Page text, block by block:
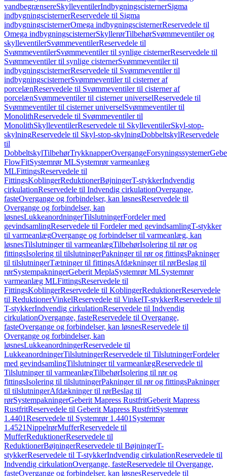
vandbegrænsereSkylleventilerIndbygningscisternerSigma
indbygningscisternerReservedele til Sigma
indbygningscisternerOmega indbygningscisternerReservedele til
Omega indbygningscisternerSkyllerørTilbehørSvømmeventiler og
skylleventilerSvømmeventilerReservedele til
SvømmeventilerSvømmeventiler til synlige cisternerReservedele til
Svømmeventiler til synlige cisternerSvømmeventiler til
indbygningscisternerReservedele til Svømmeventiler til
indbygningscisternerSvømmeventiler til cisterner af
porcelænReservedele til Svømmeventiler til cisterner af
porcelænSvømmeventiler til cisterner universelReservedele til
Svømmeventiler til cisterner universelSvømmeventiler til
MonolithReservedele til Svømmeventiler til
MonolithSkylleventilerReservedele til SkylleventilerSkyl-stop-
skylningReservedele til Skyl-stop-skylningDobbeltskylReservedele
til
DobbeltskylTilbehørTrykknapperOvergangeForsyningssystemer
FlowFitSystemrør MLSystemrør varmeanlæg
MLFittingsReservedele til
FittingsKoblingerReduktionerBøjningerT-stykkerIndvendig
cirkulationReservedele til Indvendig cirkulationOvergange,
fasteOvergange og forbindelser, kan løsnesReservedele til
Overgange og forbindelser, kan
løsnesLukkeanordningerTilslutningerFordeler med
gevindsamlingReservedele til Fordeler med gevindsamlingT-stykker
til varmeanlægOvergange og forbindelser til varmeanlæg, kan
løsnesTilslutninger til varmeanlægTilbehørIsolering til rør og
fittingsIsolering til tilslutningerPakninger til rør og fittingsPakninger
til tilslutningerTætninger til fittingsAfdækninger til rørBeslag til
rørSystempakningerGeberit MeplaSystemrør MLSystemrør
varmeanlæg MLFittingsReservedele til
FittingsKoblingerReservedele til KoblingerReduktionerReservedele
til ReduktionerVinkelReservedele til VinkelT-stykkerReservedele til
T-stykkerIndvendig cirkulationReservedele til Indvendig
cirkulationOvergange, fasteReservedele til Overgange,
fasteOvergange og forbindelser, kan løsnesReservedele til
Overgange og forbindelser, kan
løsnesLukkeanordningerReservedele til
LukkeanordningerTilslutningerReservedele til TilslutningerFordeler
med gevindsamlingTilslutninger til varmeanlægReservedele til
Tilslutninger til varmeanlægTilbehørIsolering til rør og
fittingsIsolering til tilslutningerPakninger til rør og fittingsPakninger
til tilslutningerAfdækninger til rørBeslag til
rørSystempakningerGeberit Mapress RustfritGeberit Mapress
RustfritReservedele til Geberit Mapress RustfritSystemrør
1.4401Reservedele til Systemrør 1.4401 Systemrør
1.4521NippelrørMufferReservedele til
MufferReduktionerReservedele til
ReduktionerBøjningerReservedele til BøjningerT-
stykkerReservedele til T-stykkerIndvendig cirkulationReservedele til
Indvendig cirkulationOvergange, fasteReservedele til Overgange,
fasteOvergange og forbindelser, kan løsnesReservedele til